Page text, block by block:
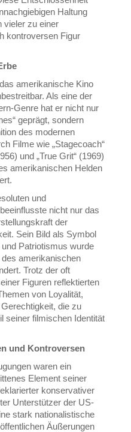
Haltung
vieler zu einer
kontroversen Figur
amerikanische Kino
Als eine der
Genre hat er nicht nur
geprägt, sondern
des modernen
Filme wie „Stagecoach“
und „True Grit“ (1969)
amerikanischen Helden
und
nicht nur das
der
Sein Bild als Symbol
Patriotismus wurde
des amerikanischen
Trotz der oft
Figuren reflektierten
von Loyalität,
die zu
seiner filmischen Identität
und Kontroversen
waren ein
Element seiner
konservativer
Unterstützer der US-
stark nationalistische
Äußerungen